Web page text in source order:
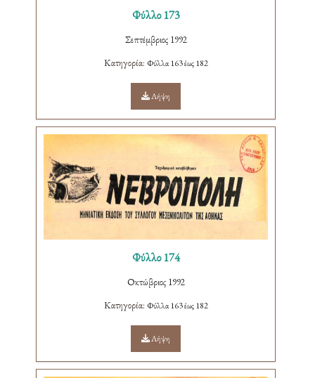
Φύλλο 173
Σεπτέμβριος 1992
Κατηγορία: Φύλλα 163 έως 182
Λήψη
Φύλλο 174
Οκτώβριος 1992
Κατηγορία: Φύλλα 163 έως 182
Λήψη